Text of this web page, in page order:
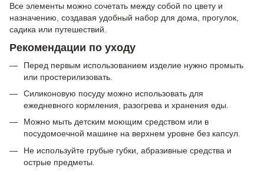
Все элементы можно сочетать между собой по цвету и
назначению, создавая удобный набор для дома, прогулок,
садика или путешествий.
Рекомендации по уходу
Перед первым использованием изделие нужно промыть
или простерилизовать.
Силиконовую посуду можно использовать для
ежедневного кормления, разогрева и хранения еды.
Можно мыть детским моющим средством или в
посудомоечной машине на верхнем уровне без капсул.
Не используйте грубые губки, абразивные средства и
острые предметы.